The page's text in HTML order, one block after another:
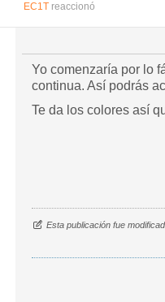
EC1T reaccionó
Yo comenzaría por lo
continua. Así podrás
Te da los colores así
Esta publicación fue